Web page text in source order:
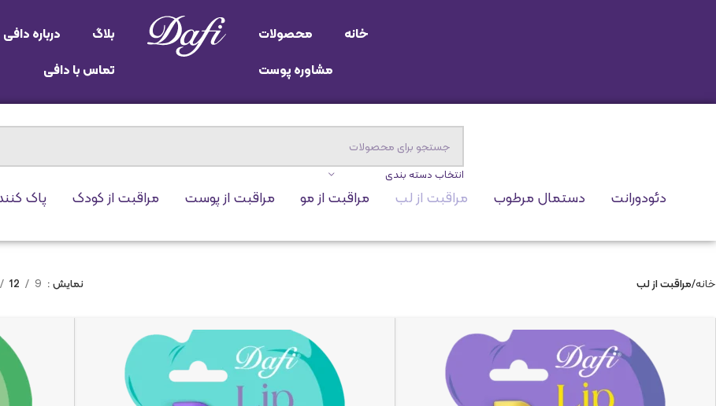
خانه
محصولات
مشاوره پوست
بلاگ
درباره دافی
تماس با دافی
انتخاب دسته بندی
دئودورانت دستمال مرطوب مراقبت از لب مراقبت از مو مراقبت از پوست مراقبت از کودک پاک
خانه مراقبت از لب نمایش 9
12